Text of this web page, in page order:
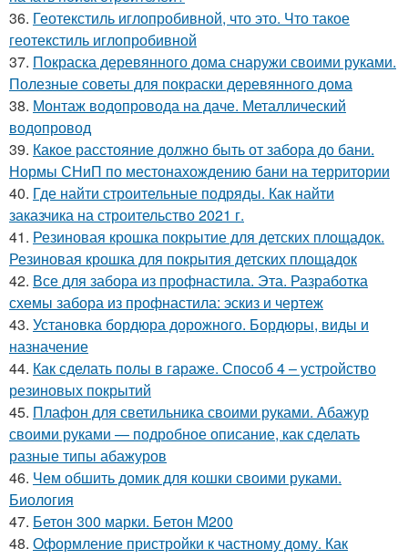
36. Геотекстиль иглопробивной, что это. Что такое
геотекстиль иглопробивной
37. Покраска деревянного дома снаружи своими руками.
Полезные советы для покраски деревянного дома
38. Монтаж водопровода на даче. Металлический
водопровод
39. Какое расстояние должно быть от забора до бани.
Нормы СНиП по местонахождению бани на территории
40. Где найти строительные подряды. Как найти
заказчика на строительство 2021 г.
41. Резиновая крошка покрытие для детских площадок.
Резиновая крошка для покрытия детских площадок
42. Все для забора из профнастила. Эта. Разработка
схемы забора из профнастила: эскиз и чертеж
43. Установка бордюра дорожного. Бордюры, виды и
назначение
44. Как сделать полы в гараже. Способ 4 – устройство
резиновых покрытий
45. Плафон для светильника своими руками. Абажур
своими руками — подробное описание, как сделать
разные типы абажуров
46. Чем обшить домик для кошки своими руками.
Биология
47. Бетон 300 марки. Бетон М200
48. Оформление пристройки к частному дому. Как